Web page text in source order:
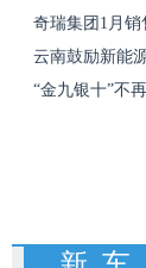
奇瑞集团1月销
云南鼓励新能
“金九银十”不